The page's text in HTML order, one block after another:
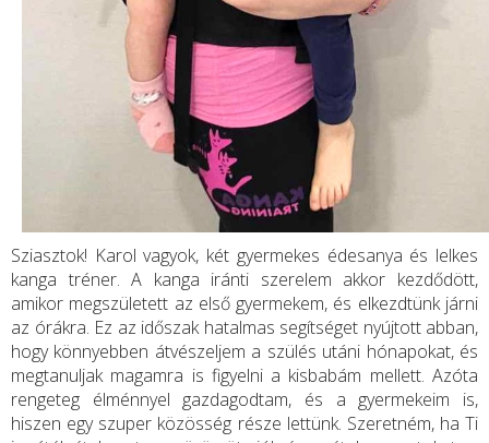
Sziasztok! Karol vagyok, két gyermekes édesanya és lelkes
kanga tréner. A kanga iránti szerelem akkor kezdődött,
amikor megszületett az első gyermekem, és elkezdtünk járni
az órákra. Ez az időszak hatalmas segítséget nyújtott abban,
hogy könnyebben átvészeljem a szülés utáni hónapokat, és
megtanuljak magamra is figyelni a kisbabám mellett. Azóta
rengeteg élménnyel gazdagodtam, és a gyermekeim is,
hiszen egy szuper közösség része lettünk. Szeretném, ha Ti